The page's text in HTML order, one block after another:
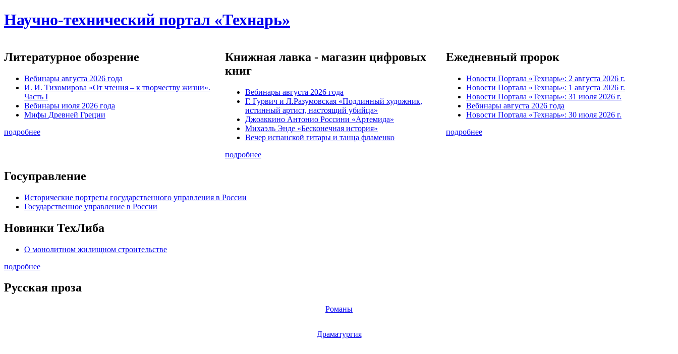
Научно-технический портал «Технарь»
Литературное обозрение
Вебинары августа 2026 года
И. И. Тихомирова «От чтения – к творчеству жизни».
Часть I
Вебинары июля 2026 года
Мифы Древней Греции
подробнее
Книжная лавка - магазин цифровых
книг
Вебинары августа 2026 года
Г. Гурвич и Л.Разумовская «Подлинный художник,
истинный артист, настоящий убийца»
Джоаккино Антонио Россини «Артемида»
Михаэль Энде «Бесконечная история»
Вечер испанской гитары и танца фламенко
подробнее
Ежедневный пророк
Новости Портала «Технарь»: 2 августа 2026 г.
Новости Портала «Технарь»: 1 августа 2026 г.
Новости Портала «Технарь»: 31 июля 2026 г.
Вебинары августа 2026 года
Новости Портала «Технарь»: 30 июля 2026 г.
подробнее
Госуправление
Исторические портреты государственного управления в России
Государственное управление в России
Новинки ТехЛиба
О монолитном жилищном строительстве
подробнее
Русская проза
Романы
Драматургия